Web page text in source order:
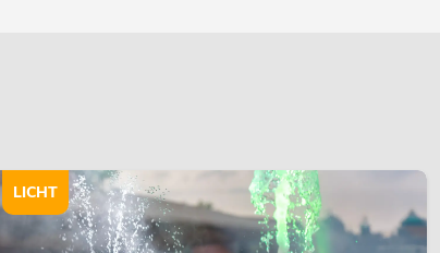
LICHT